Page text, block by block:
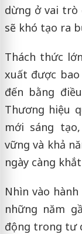
dừng ở vai trò
sẽ khó tạo ra
Thách thức
xuất được bao
đến bằng
Thương hiệu
mới sáng
vững và khả
ngày càng
Nhìn vào
những năm
động trong tư